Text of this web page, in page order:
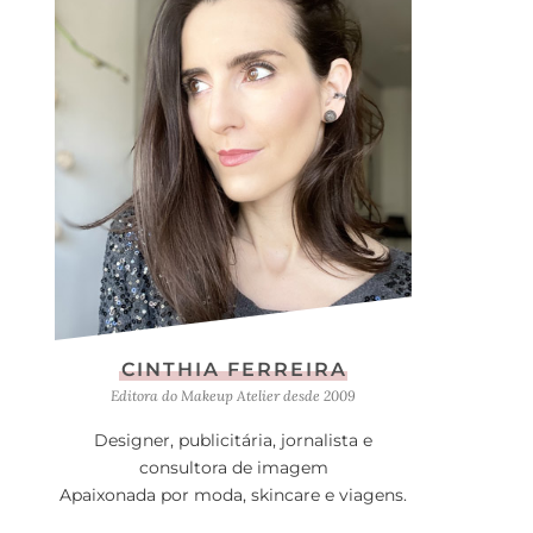
CINTHIA FERREIRA
Editora do Makeup Atelier desde 2009
Designer, publicitária, jornalista e
consultora de imagem
Apaixonada por moda, skincare e viagens.